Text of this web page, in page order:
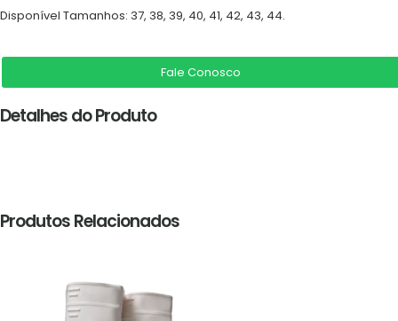
Disponível Tamanhos: 37, 38, 39, 40, 41, 42, 43, 44.
Fale Conosco
Detalhes do Produto
Produtos Relacionados